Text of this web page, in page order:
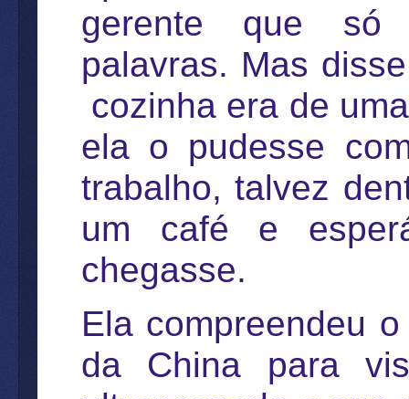
gerente que só
palavras. Mas
cozinha era de
ela o pudesse
trabalho, talvez
um café e
chegasse.
Ela compreendeu
da China para